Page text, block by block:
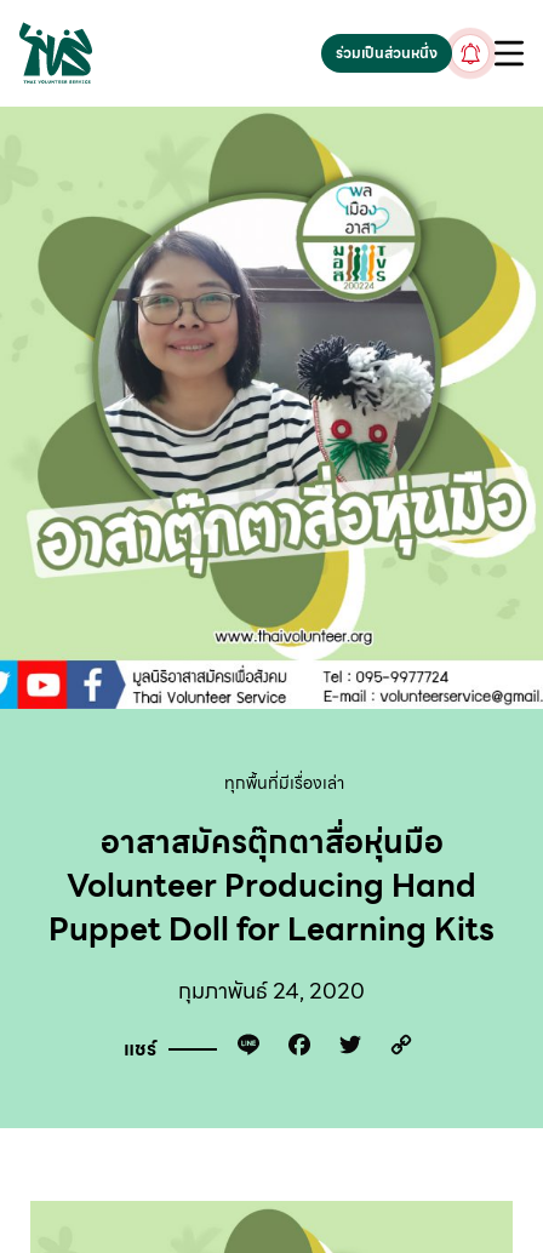
gv-5iuoxpem74qfjw.dv.googlehosted.com
ร่วมเป็นส่วนหนึ่ง
ทุกพื้นที่มีเรื่องเล่า
อาสาสมัครตุ๊กตาสื่อหุ่นมือ
Volunteer Producing Hand
Puppet Doll for Learning Kits
กุมภาพันธ์ 24, 2020
แชร์ Line Facebook
Twitter